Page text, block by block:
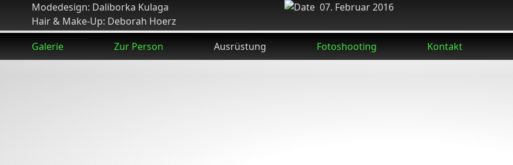
Modedesign: Daliborka Kulaga
Hair & Make-Up: Deborah Hoerz
07. Februar 2016
Galerie Zur Person Ausrüstung Fotoshooting Kontakt